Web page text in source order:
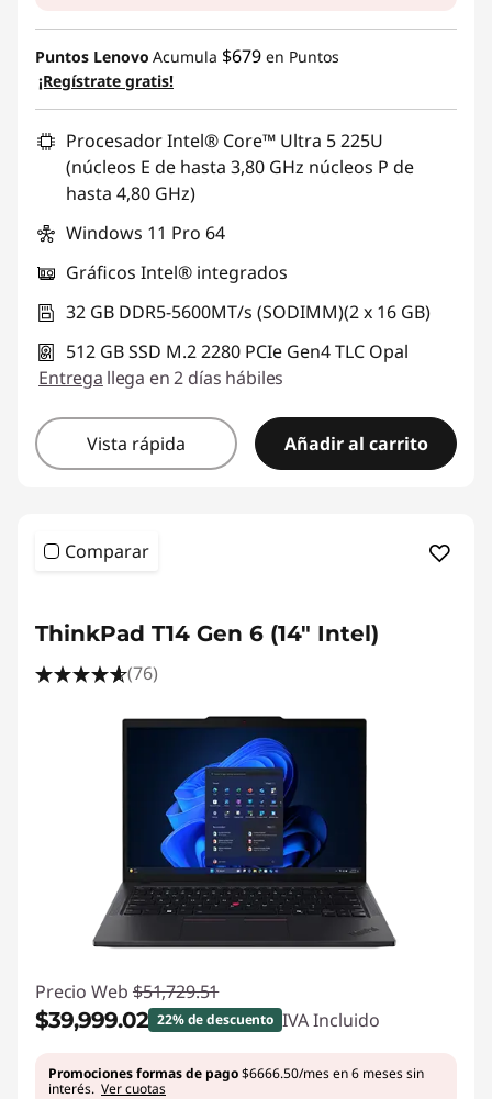
Puntos Lenovo Acumula $679 en Puntos
¡Regístrate gratis!
Procesador Intel® Core™ Ultra 5 225U
(núcleos E de hasta 3,80 GHz núcleos P de
hasta 4,80 GHz)
Windows 11 Pro 64
Gráficos Intel® integrados
32 GB DDR5-5600MT/s (SODIMM)(2 x 16 GB)
512 GB SSD M.2 2280 PCIe Gen4 TLC Opal
Entrega llega en 2 días hábiles
Vista rápida Añadir al carrito
Comparar
ThinkPad T14 Gen 6 (14" Intel)
(76)
Precio Web $51,729.51
$39,999.02 22% de descuento IVA Incluido
Ahorros instantáneos :
Promociones formas de pago$6666.50/mes en 6 meses sin
interés. Ver cuotas